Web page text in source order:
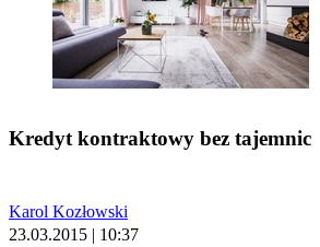
Kredyt kontraktowy bez tajemnic
Karol Kozłowski
23.03.2015 | 10:37